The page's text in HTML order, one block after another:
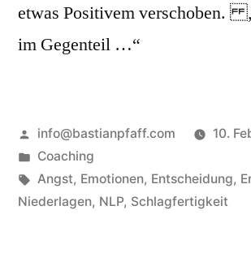
etwas Positivem verschoben.
im Gegenteil …“
Veröffentlicht
von
info@bastianpfaff.com
10.
Veröffentlicht
in
Coaching
Schlagwörter:
Angst, Emotionen, Entscheidung,
Niederlagen, NLP, Schlagfertigkeit